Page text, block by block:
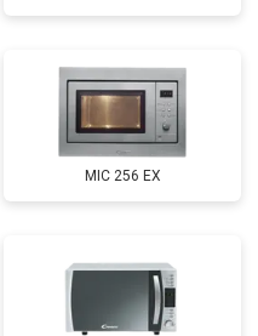
MIC 256 EX